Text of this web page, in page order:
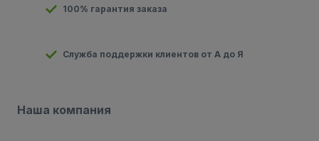
100% гарантия заказа
Служба поддержки клиентов от А до Я
Наша компания